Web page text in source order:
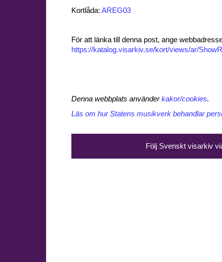
Kortlåda: AREG03
För att länka till denna post, ange
https://katalog.visarkiv.se/kort/views/ar/
Denna webbplats använderkakor/cookies.
Läs om hur Statens musikverk behandlar
Följ Svenskt visarkiv